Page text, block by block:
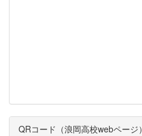
QRコード（浪岡高校webページ）